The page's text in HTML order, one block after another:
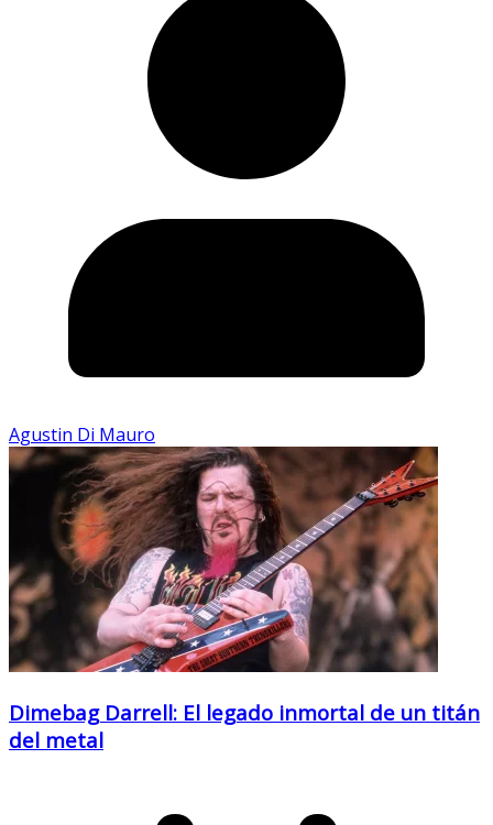
Agustin Di Mauro
Dimebag Darrell: El legado inmortal de un titán
del metal